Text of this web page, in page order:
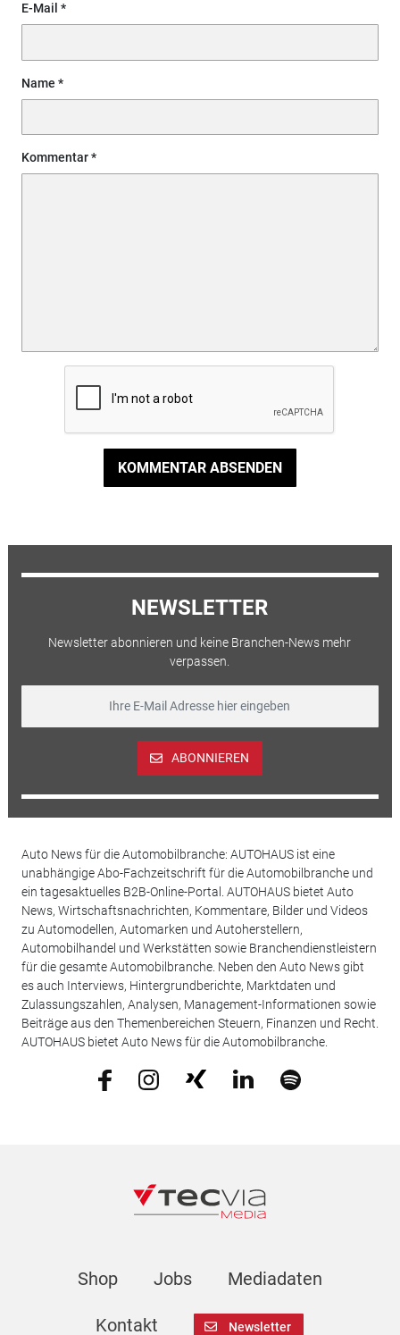
E-Mail
Name
Kommentar
KOMMENTAR ABSENDEN
NEWSLETTER
Newsletter abonnieren und keine Branchen-News mehr
verpassen.
ABONNIEREN
Auto News für die Automobilbranche: AUTOHAUS ist eine
unabhängige Abo-Fachzeitschrift für die Automobilbranche und
ein tagesaktuelles B2B-Online-Portal. AUTOHAUS bietet Auto
News, Wirtschaftsnachrichten, Kommentare, Bilder und Videos
zu Automodellen, Automarken und Autoherstellern,
Automobilhandel und Werkstätten sowie Branchendienstleistern
für die gesamte Automobilbranche. Neben den Auto News gibt
es auch Interviews, Hintergrundberichte, Marktdaten und
Zulassungszahlen, Analysen, Management-Informationen sowie
Beiträge aus den Themenbereichen Steuern, Finanzen und Recht.
AUTOHAUS bietet Auto News für die Automobilbranche.
Shop Jobs Mediadaten
Kontakt Newsletter